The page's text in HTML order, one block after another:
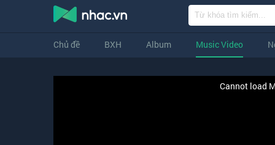
Chủ đề BXH Album Music Video
Cannot load